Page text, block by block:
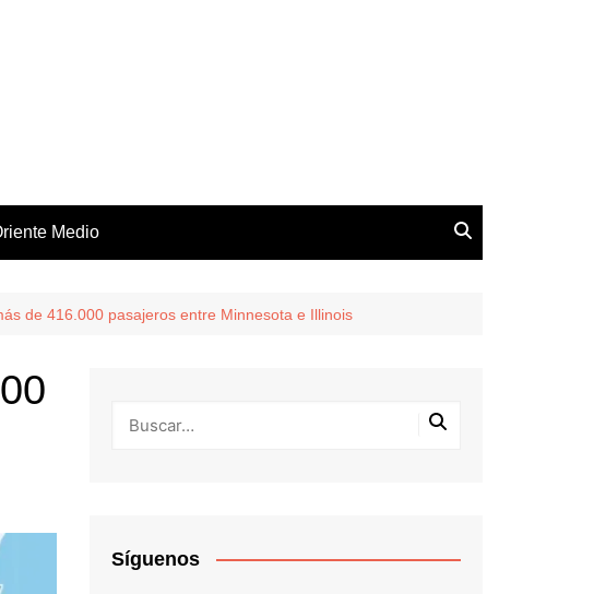
Medio
de 416.000 pasajeros entre Minnesota e Illinois
Síguenos